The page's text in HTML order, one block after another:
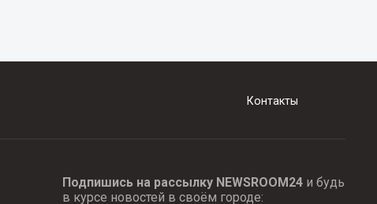
Контакты
Подпишись на рассылку NEWSROOM24и будь
в курсе новостей в своём городе: